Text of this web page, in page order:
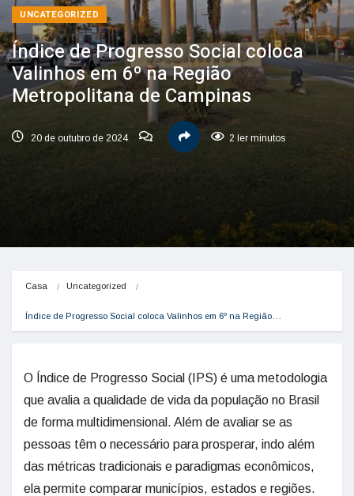
UNCATEGORIZED
Índice de Progresso Social coloca
Valinhos em 6º na Região
Metropolitana de Campinas
20 de outubro de 2024 2 ler minutos
Casa Uncategorized
Índice de Progresso Social coloca Valinhos em 6º na Região…
O Índice de Progresso Social (IPS) é uma metodologia
que avalia a qualidade de vida da população no Brasil
de forma multidimensional. Além de avaliar se as
pessoas têm o necessário para prosperar, indo além
das métricas tradicionais e paradigmas econômicos,
ela permite comparar municípios, estados e regiões.